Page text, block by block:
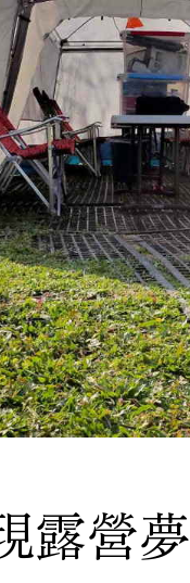
露營夢